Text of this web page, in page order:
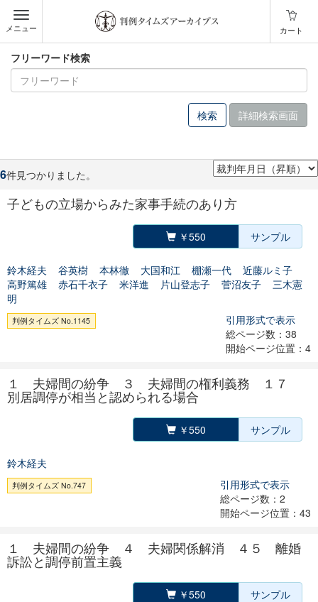
メニュー カート
フリーワード検索
詳細検索画面
6件見つかりました。
子どもの立場からみた家事手続のあり方
￥550 サンプル
鈴木経夫 谷英樹 本林徹 大国和江 棚瀬一代
近藤ルミ子
高野篤雄
赤石千衣子 米洋進 片山登志子 菅沼友子
三木憲
明
判例タイムズ No.1145
引用形式で表示
総ページ数：38
開始ページ位置：4
１ 夫婦間の紛争 ３ 夫婦間の権利義務 １７
別居調停が相当と認められる場合
￥550 サンプル
鈴木経夫
判例タイムズ No.747
引用形式で表示
総ページ数：2
開始ページ位置：43
１ 夫婦間の紛争 ４ 夫婦関係解消 ４５ 離婚
訴訟と調停前置主義
￥550 サンプル